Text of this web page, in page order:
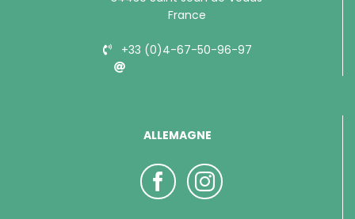
France
+33 (0)4-67-50-96-97
ALLEMAGNE